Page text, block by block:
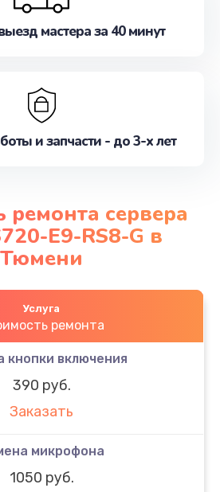
мастера за 40 минут
и запчасти - до 3-х лет
ремонта сервера
E9-RS8-G в
Тюмени
Услуга
ремонта
кнопки включения
390 руб.
Заказать
микрофона
1050 руб.